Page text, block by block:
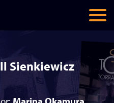
Sienkiewicz